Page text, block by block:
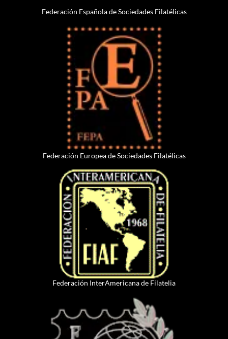
Federación Española de Sociedades Filatélicas
Federación Europea de Sociedades Filatélicas
Federación InterAmericana de Filatelia